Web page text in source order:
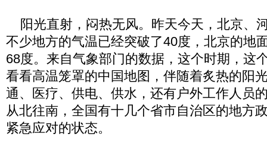
阳光直射，闷热无风。昨天今天，北京、
不少地方的气温已经突破了40度，北京的地
68度。来自气象部门的数据，这个时期，这
看看高温笼罩的中国地图，伴随着炙热的阳
通、医疗、供电、供水，还有户外工作人员
从北往南，全国有十几个省市自治区的地方
紧急应对的状态。